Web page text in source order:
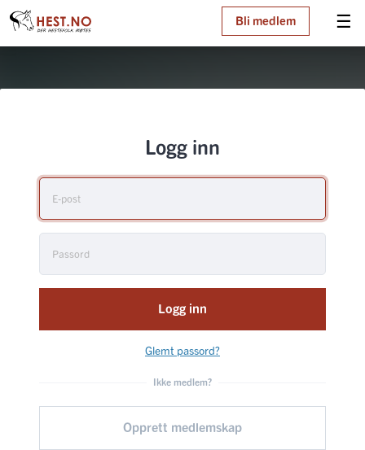
☰
Bli medlem
Logg inn
Logg inn
Glemt passord?
Ikke medlem?
Opprett medlemskap